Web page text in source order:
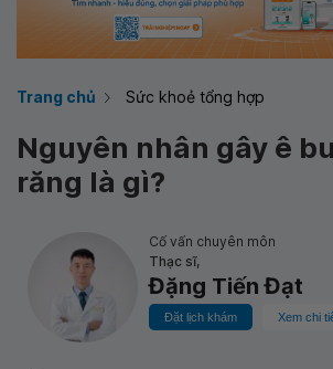
Trang chủ Sức khoẻ tổng hợp
Nguyên nhân gây ê
răng là gì?
Cố vấn chuyên môn
Thạc sĩ,
Đặng Tiến Đạt
Đặt lịch khám Xem chi